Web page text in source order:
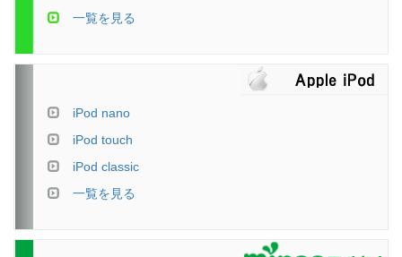
一覧を見る
iPod nano
iPod touch
iPod classic
一覧を見る